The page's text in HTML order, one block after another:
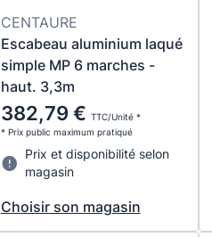
CENTAURE
Escabeau aluminium laqué
simple MP 6 marches -
haut. 3,3m
382,79 € TTC/Unité *
* Prix public maximum pratiqué
Prix et disponibilité selon
magasin
Choisir son magasin